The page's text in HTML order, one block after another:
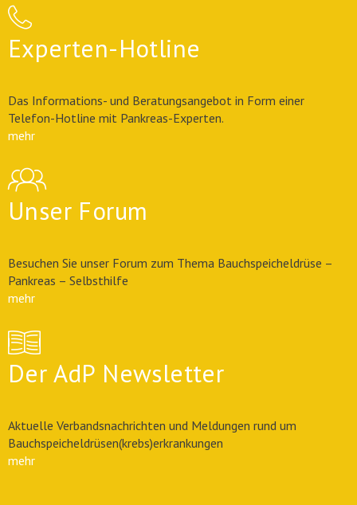
Experten-Hotline
Das Informations- und Beratungsangebot in Form einer
Telefon-Hotline mit Pankreas-Experten.
mehr
Unser Forum
Besuchen Sie unser Forum zum Thema Bauchspeicheldrüse –
Pankreas – Selbsthilfe
mehr
Der AdP Newsletter
Aktuelle Verbandsnachrichten und Meldungen rund um
Bauchspeicheldrüsen(krebs)erkrankungen
mehr